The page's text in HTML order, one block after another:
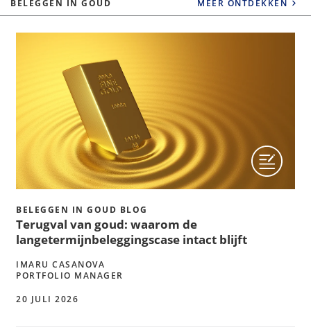
BELEGGEN IN GOUD MEER ONTDEKKEN
BELEGGEN IN GOUD BLOG
Terugval van goud: waarom de
langetermijnbeleggingscase intact blijft
IMARU CASANOVA
PORTFOLIO MANAGER
20 JULI 2026